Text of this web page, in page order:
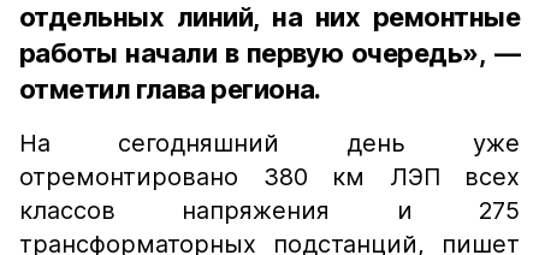
отдельных линий, на них ремонтные
работы начали в первую очередь», —
отметил глава региона.
На сегодняшний день уже
отремонтировано 380 км ЛЭП всех
классов напряжения и 275
трансформаторных подстанций, пишет